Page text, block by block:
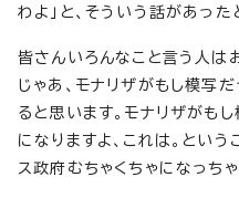
わよ」と、そういう話があった
皆さんいろんなこと言う人は
じゃあ、モナリザがもし模写
ると思います。モナリザがも
になりますよ、これは。とい
ス政府むちゃくちゃになっち